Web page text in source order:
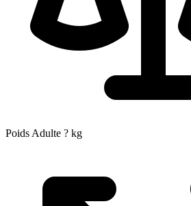
Poids Adulte ? kg